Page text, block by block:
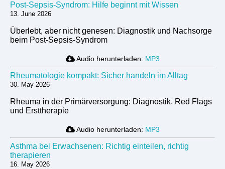
Post-Sepsis-Syndrom: Hilfe beginnt mit Wissen
13. June 2026
Überlebt, aber nicht genesen: Diagnostik und Nachsorge
beim Post-Sepsis-Syndrom
Audio herunterladen: MP3
Rheumatologie kompakt: Sicher handeln im Alltag
30. May 2026
Rheuma in der Primärversorgung: Diagnostik, Red Flags
und Ersttherapie
Audio herunterladen: MP3
Asthma bei Erwachsenen: Richtig einteilen, richtig
therapieren
16. May 2026